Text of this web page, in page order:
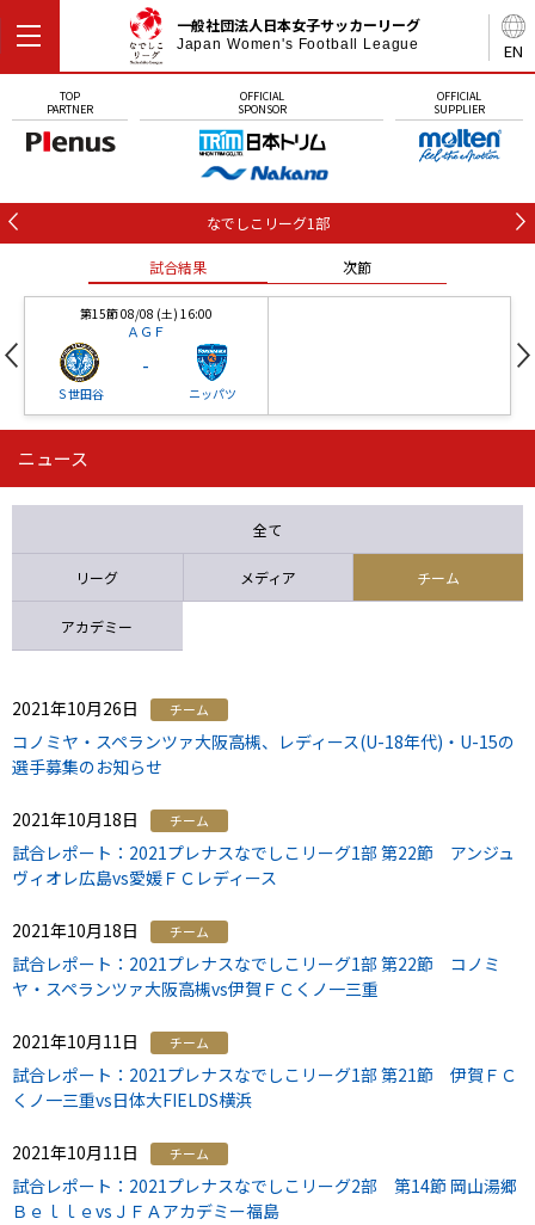
EN
一般社団法人日本女子サッカーリーグ
Japan Women's Football League
TOP
PARTNER
OFFICIAL
SPONSOR
OFFICIAL
SUPPLIER
なでしこリーグ1部
試合結果 次節
第15節 08/08 (土) 16:00
ＡＧＦ
Ｓ世田谷
-
ニッパツ
第16節 09/05 (土) 15:00
ニッパツ 石人の星
ニュース
全て
リーグ メディア チーム
アカデミー
2021年10月26日 チーム
コノミヤ・スペランツァ大阪高槻、レディース(U-18年代)・U-15の
選手募集のお知らせ
2021年10月18日 チーム
試合レポート：2021プレナスなでしこリーグ1部 第22節 アンジュ
ヴィオレ広島vs愛媛ＦＣレディース
2021年10月18日 チーム
試合レポート：2021プレナスなでしこリーグ1部 第22節 コノミ
ヤ・スペランツァ大阪高槻vs伊賀ＦＣくノ一三重
2021年10月11日 チーム
試合レポート：2021プレナスなでしこリーグ1部 第21節 伊賀ＦＣ
くノ一三重vs日体大FIELDS横浜
2021年10月11日 チーム
試合レポート：2021プレナスなでしこリーグ2部 第14節 岡山湯郷
ＢｅｌｌｅvsＪＦＡアカデミー福島